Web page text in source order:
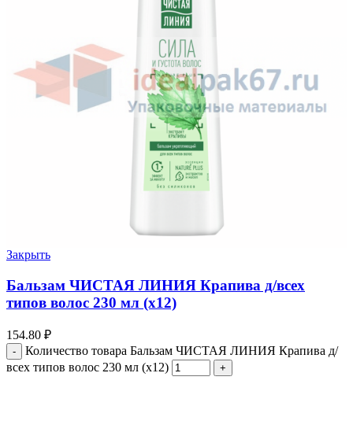
Закрыть
Бальзам ЧИСТАЯ ЛИНИЯ Крапива д/всех
типов волос 230 мл (х12)
154.80 ₽
Количество товара Бальзам ЧИСТАЯ ЛИНИЯ Крапива д/
всех типов волос 230 мл (х12)